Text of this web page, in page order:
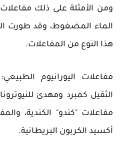
ومن الأمثلة على ذلك
الماء المضغوط، وقد طورت
هذا النوع من المفاعلات.
مفاعلات اليورانيوم
الثقيل كمبرد ومهدئ
مفاعلات "كندو" الكندية،
أكسيد الكربون البريطانية.